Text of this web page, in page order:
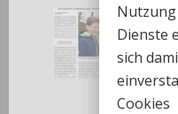
Dienste
sich
Cookies